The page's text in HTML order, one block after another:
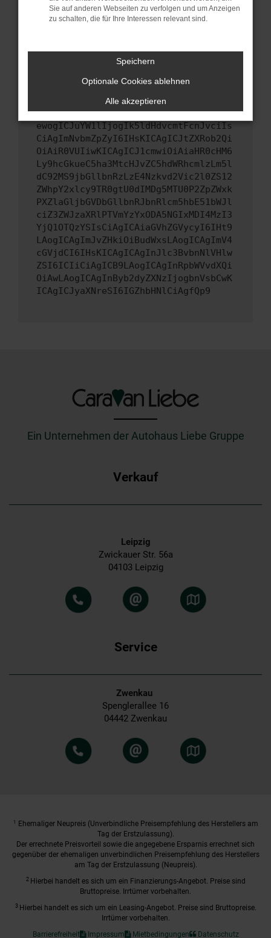
unterstützt werden.
hast, kontaktiere uns bitte. Wir werden
uns diesen Text schicken, um uns bei der
Fehlersuche zu unterstützen:
ewogICJuYW1lIjogIk5ldHdvcmtFcnJvciIs
CiAgImNvbmZpZyI6IHsKICAgICJtZXRob2Qi
OiAiR0VUIiwKICAgICJ1cmwiOiAiaHR0cHM6
Ly9hcGkueC5ha3MtcHJvZC5hdWRhcmlzLm5l
dC92MS9jbGllbnRzLzE4Nzkvd2Vic2l0ZS12
ZWhpY2xlcy9TR0gtU0dIMDg5MTU0P2ZpZWxk
PXZlaGljbGVDbGllbnRJbnRlcm5hbE51bWJl
ciZ3ZWJzaXRlPTVmYzYxODA5NGIxMDI4MzI3
YjQ1OTQzYSIsCiAgICAiaGVhZGVycyI6IHt9
LAogICAgImJvZHkiOiBudWxsLAogICAgImV4
cGVjdCI6IHsKICAgICAgInJlc3BvbnNlVHlw
ZSI6ICIiCiAgICB9LAogICAgInRpbWVvdXQi
OiAwLAogICAgInByb2dyZXNzIjogbnVsbCwK
ICAgICJyaXNreSI6IGZhbHNlCiAgfQp9
Ein Unternehmen der Autohaus Liebe Gruppe
Verkauf
Leipzig
Zwickauer Str. 56a
04103 Leipzig
Service
Zwenkau
Spenglerallee 16
04442 Zwenkau
1
Ehemaliger Neupreis (Unverbindliche Preisempfehlung des Herstellers am
Tag der Erstzulassung).
Der errechnete Preisvorteil sowie die angegebene Ersparnis errechnet sich
gegenüber der ehemaligen unverbindlichen Preisempfehlung des Herstellers
am Tag der Erstzulassung (Neupreis).
2 Hierbei handelt es sich um ein Finanzierungs-Angebot. Preise sind
Bruttopreise. Irrtümer vorbehalten.
3 Hierbei handelt es sich um ein Leasing-Angebot. Preise sind Bruttopreise.
Irrtümer vorbehalten.
Barrierefreiheit
Impressum Mietbedingungen Datenschutz
Sie auf anderen Webseiten zu verfolgen und um Anzeigen
zu schalten, die für Ihre Interessen relevant sind.
Speichern
Optionale Cookies ablehnen
Alle akzeptieren